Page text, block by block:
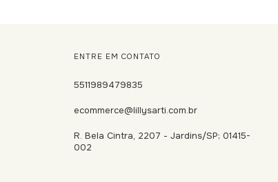
ENTRE EM CONTATO
5511989479835
ecommerce@lillysarti.com.br
R. Bela Cintra, 2207 - Jardins/SP; 01415-
002